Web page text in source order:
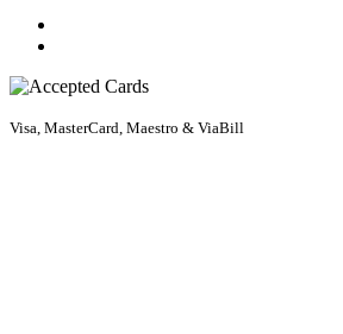
Visa, MasterCard, Maestro & ViaBill